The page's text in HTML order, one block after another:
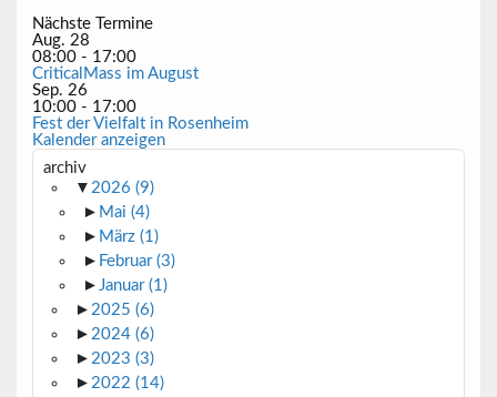
Nächste Termine
Aug. 28
08:00- 17:00
CriticalMass im August
Sep. 26
10:00- 17:00
Fest der Vielfalt in Rosenheim
Kalender anzeigen
archiv
▼ 2026 (9)
► Mai(4)
► März(1)
► Februar(3)
► Januar(1)
► 2025 (6)
► 2024 (6)
► 2023 (3)
► 2022 (14)